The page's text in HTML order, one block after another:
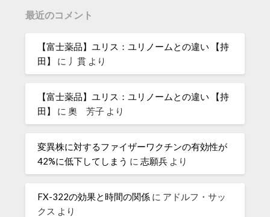
最近のコメント
【富士薬品】ユリス：ユリノームとの違い 【持
田】
に 丿貫 より
【富士薬品】ユリス：ユリノームとの違い 【持
田】
に奧 芳子 より
変異株に対するファイザーワクチンの有効性が
42%に低下してしまう に志願兵 より
FX-322の効果と時間の関係 に アドルフ・サッ
クス より